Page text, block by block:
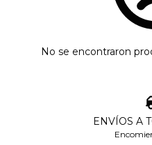
No se encontraron
ENVÍOS A